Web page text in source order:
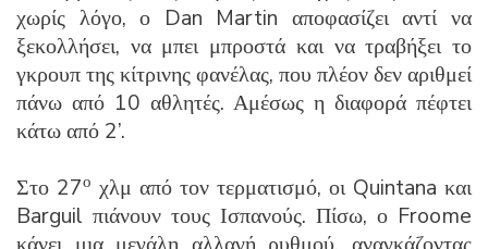
χωρίς λόγο, ο Dan Martin αποφασίζει αντί να
ξεκολλήσει, να μπει μπροστά και να τραβήξει το
γκρουπ της κίτρινης φανέλας, που πλέον δεν αριθμεί
πάνω από 10 αθλητές. Αμέσως η διαφορά πέφτει
κάτω από 2’.
Στο 27ο χλμ από τον τερματισμό, οι Quintana και
Barguil πιάνουν τους Ισπανούς. Πίσω, ο Froome